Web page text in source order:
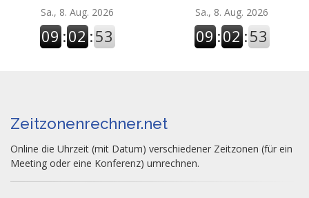
Sa., 8. Aug. 2026
09 :02 :54
Sa., 8. Aug. 2026
09 :02 :54
Zeitzonenrechner.net
Online die Uhrzeit (mit Datum) verschiedener Zeitzonen (für ein
Meeting oder eine Konferenz) umrechnen.